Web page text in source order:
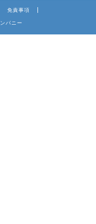
免責事項
パニー